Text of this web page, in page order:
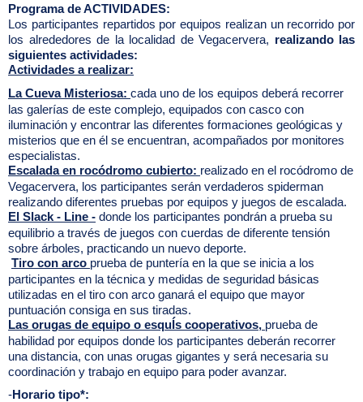
Programa de ACTIVIDADES:
Los participantes repartidos por equipos realizan un recorrido por
los alrededores de la localidad de Vegacervera, realizando las
siguientes actividades:
Actividades a realizar:
La Cueva Misteriosa: cada uno de los equipos deberá recorrer
las galerías de este complejo, equipados con casco con
iluminación y encontrar las diferentes formaciones geológicas y
misterios que en él se encuentran, acompañados por monitores
especialistas.
Escalada en rocódromo cubierto: realizado en el rocódromo de
Vegacervera, los participantes serán verdaderos spiderman
realizando diferentes pruebas por equipos y juegos de escalada.
El Slack - Line - donde los participantes pondrán a prueba su
equilibrio a través de juegos con cuerdas de diferente tensión
sobre árboles, practicando un nuevo deporte.
Tiro con arco prueba de puntería en la que se inicia a los
participantes en la técnica y medidas de seguridad básicas
utilizadas en el tiro con arco ganará el equipo que mayor
puntuación consiga en sus tiradas.
Las orugas de equipo o esquÍs cooperativos, prueba de
habilidad por equipos donde los participantes deberán recorrer
una distancia, con unas orugas gigantes y será necesaria su
coordinación y trabajo en equipo para poder avanzar.
-Horario tipo*: